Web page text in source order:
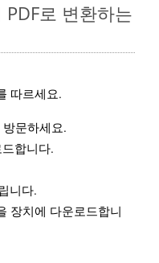
PDF로 변환하는
따르세요.
문하세요.
합니다.
니다.
장치에 다운로드합니